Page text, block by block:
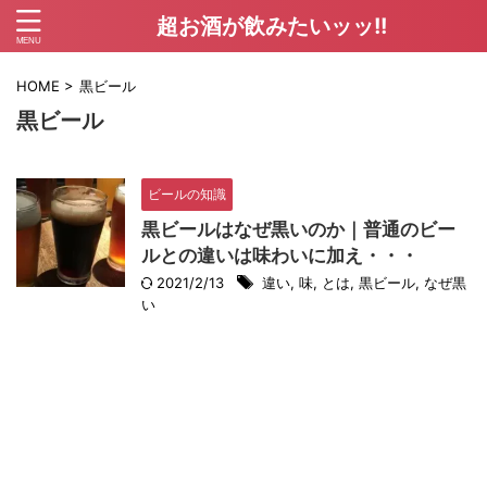
超お酒が飲みたいッッ!!
HOME > 黒ビール
黒ビール
ビールの知識
黒ビールはなぜ黒いのか｜普通のビー
ルとの違いは味わいに加え・・・
2021/2/13 違い, 味, とは, 黒ビール, なぜ黒
い